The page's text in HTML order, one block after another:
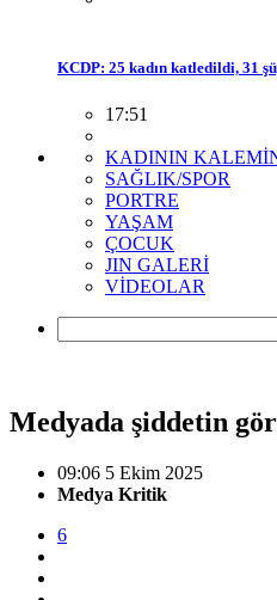
KCDP: 25 kadın katledildi, 31
17:51
KADININ
SAĞLIK/SPOR
PORTRE
YAŞAM
ÇOCUK
JIN GALERİ
VİDEOLAR
Medyada şiddetin
09:06 5 Ekim 2025
Medya Kritik
6